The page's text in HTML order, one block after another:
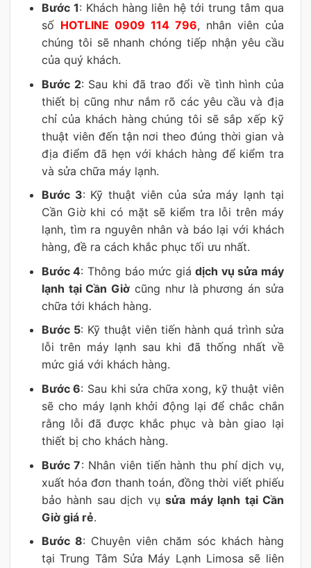
Bước 1: Khách hàng liên hệ tới trung tâm qua
số HOTLINE 0909 114 796, nhân viên của
chúng tôi sẽ nhanh chóng tiếp nhận yêu cầu
của quý khách.
Bước 2: Sau khi đã trao đổi về tình hình của
thiết bị cũng như nắm rõ các yêu cầu và địa
chỉ của khách hàng chúng tôi sẽ sắp xếp kỹ
thuật viên đến tận nơi theo đúng thời gian và
địa điểm đã hẹn với khách hàng để kiểm tra
và sửa chữa máy lạnh.
Bước 3: Kỹ thuật viên của sửa máy lạnh tại
Cần Giờ khi có mặt sẽ kiểm tra lỗi trên máy
lạnh, tìm ra nguyên nhân và báo lại với khách
hàng, đề ra cách khắc phục tối ưu nhất.
Bước 4: Thông báo mức giádịch vụ sửa máy
lạnh tại Cần Giờ cũng như là phương án sửa
chữa tới khách hàng.
Bước 5: Kỹ thuật viên tiến hành quá trình sửa
lỗi trên máy lạnh sau khi đã thống nhất về
mức giá với khách hàng.
Bước 6: Sau khi sửa chữa xong, kỹ thuật viên
sẽ cho máy lạnh khởi động lại để chắc chắn
rằng lỗi đã được khắc phục và bàn giao lại
thiết bị cho khách hàng.
Bước 7: Nhân viên tiến hành thu phí dịch vụ,
xuất hóa đơn thanh toán, đồng thời viết phiếu
bảo hành sau dịch vụsửa máy lạnh tại Cần
Giờ giá rẻ.
Bước 8: Chuyên viên chăm sóc khách hàng
tại Trung Tâm Sửa Máy Lạnh Limosa sẽ liên